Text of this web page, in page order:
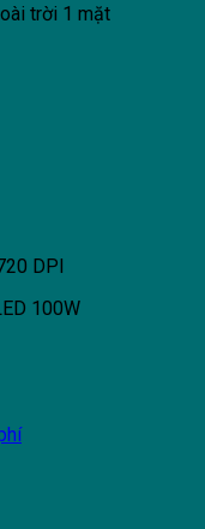
trời 1 mặt
DPI
100W